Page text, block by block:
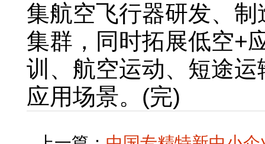
集航空飞行器研发、
集群，同时拓展低空+
训、航空运动、短途
应用场景。(完)